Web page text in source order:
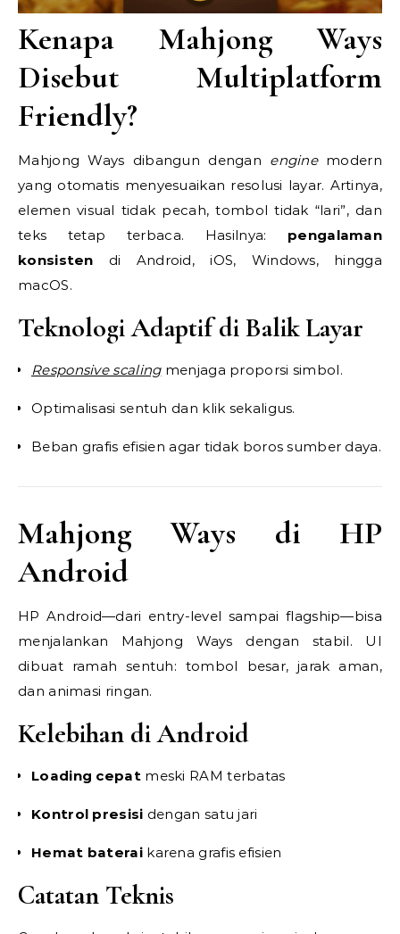
Kenapa Mahjong Ways
Disebut Multiplatform
Friendly?
Mahjong Ways dibangun dengan enginemodern
yang otomatis menyesuaikan resolusi layar. Artinya,
elemen visual tidak pecah, tombol tidak “lari”, dan
teks tetap terbaca. Hasilnya: pengalaman
konsisten di Android, iOS, Windows, hingga
macOS.
Teknologi Adaptif di Balik Layar
Responsive scalingmenjaga proporsi simbol.
Optimalisasi sentuh dan klik sekaligus.
Beban grafis efisien agar tidak boros sumber daya.
Mahjong Ways di HP
Android
HP Android—dari entry-level sampai flagship—bisa
menjalankan Mahjong Ways dengan stabil. UI
dibuat ramah sentuh: tombol besar, jarak aman,
dan animasi ringan.
Kelebihan di Android
Loading cepatmeski RAM terbatas
Kontrol presisi dengan satu jari
Hemat bateraikarena grafis efisien
Catatan Teknis